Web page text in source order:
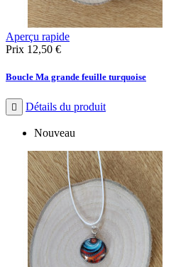
Aperçu rapide
Prix 12,50 €
Boucle Ma grande feuille turquoise
 Détails du produit
Nouveau